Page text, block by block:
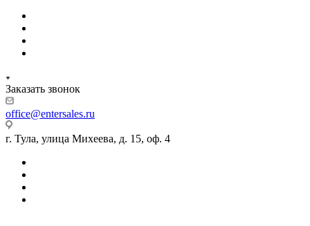
Заказать звонок
office@entersales.ru
г. Тула, улица Михеева, д. 15, оф. 4